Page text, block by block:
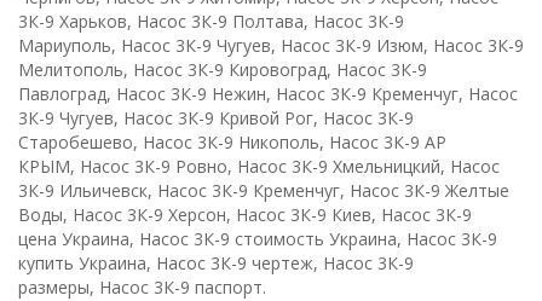
3К-9 Харьков, Насос 3К-9 Полтава, Насос 3К-9
Мариуполь, Насос 3К-9 Чугуев, Насос 3К-9 Изюм, Насос 3К-9
Мелитополь, Насос 3К-9 Кировоград, Насос 3К-9
Павлоград, Насос 3К-9 Нежин, Насос 3К-9 Кременчуг, Насос
3К-9 Чугуев, Насос 3К-9 Кривой Рог, Насос 3К-9
Старобешево, Насос 3К-9 Никополь, Насос 3К-9 АР
КРЫМ, Насос 3К-9 Ровно, Насос 3К-9 Хмельницкий, Насос
3К-9 Ильичевск, Насос 3К-9 Кременчуг, Насос 3К-9 Желтые
Воды, Насос 3К-9 Херсон, Насос 3К-9 Киев, Насос 3К-9
цена Украина, Насос 3К-9 стоимость Украина, Насос 3К-9
купить Украина, Насос 3К-9 чертеж, Насос 3К-9
размеры, Насос 3К-9 паспорт.